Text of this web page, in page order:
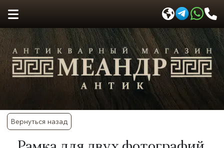
Вернуться назад